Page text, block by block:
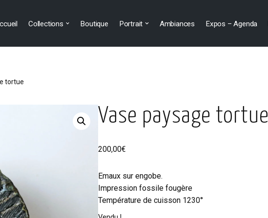
Collections Boutique Portrait Ambiances Expos – Agenda
tortue
Vase paysage tortue
200,00€
Emaux sur engobe.
Impression fossile fougère
Température de cuisson 1230°